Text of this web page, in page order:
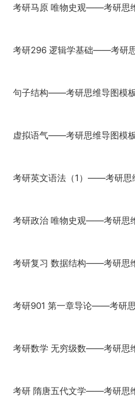
考研马原 唯物史观——考研思
考研296 逻辑学基础——考研
句子结构——考研思维导图模板
虚拟语气——考研思维导图模板
考研英文语法（1）——考研思
考研政治 唯物史观——考研思
考研复习 数据结构——考研思
考研901 第一章导论——考研
考研数学 无穷级数——考研思
考研 隋唐五代文学——考研思